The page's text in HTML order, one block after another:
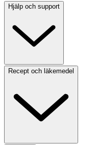
Hjälp och support
Recept och läkemedel